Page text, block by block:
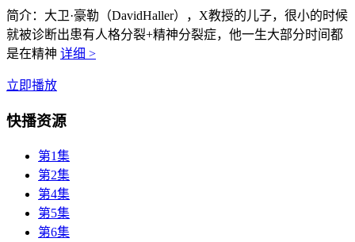
简介： 大卫·豪勒（DavidHaller），X教授的儿子，很小的时候
就被诊断出患有人格分裂+精神分裂症，他一生大部分时间都
是在精神 详细 >
立即播放
快播资源
第1集
第2集
第4集
第5集
第6集